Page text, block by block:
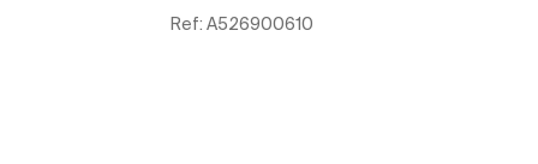
Ref: A526900610